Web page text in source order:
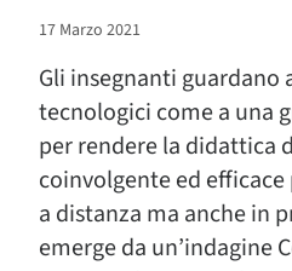
17 Marzo 2021
Gli insegnanti guardano
tecnologici come a una
per rendere la didattica
coinvolgente ed
a distanza ma anche in
emerge da un’indagine